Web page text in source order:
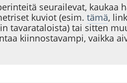
seurailevat, kaukaa
kuviot (esim.tämä,
tavarataloista) tai sitten
kiinnostavampi, vaikka